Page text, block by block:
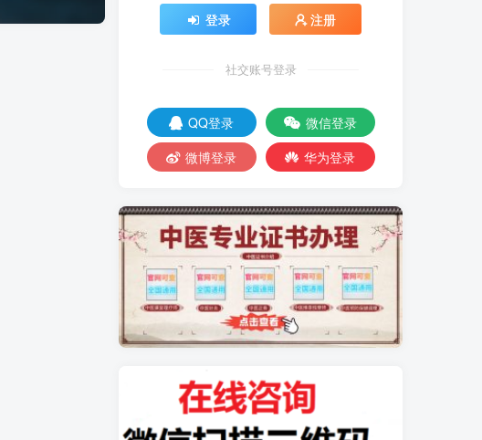
登录 注册
社交账号登录
QQ登录
微信登录
微博登录
华为登录